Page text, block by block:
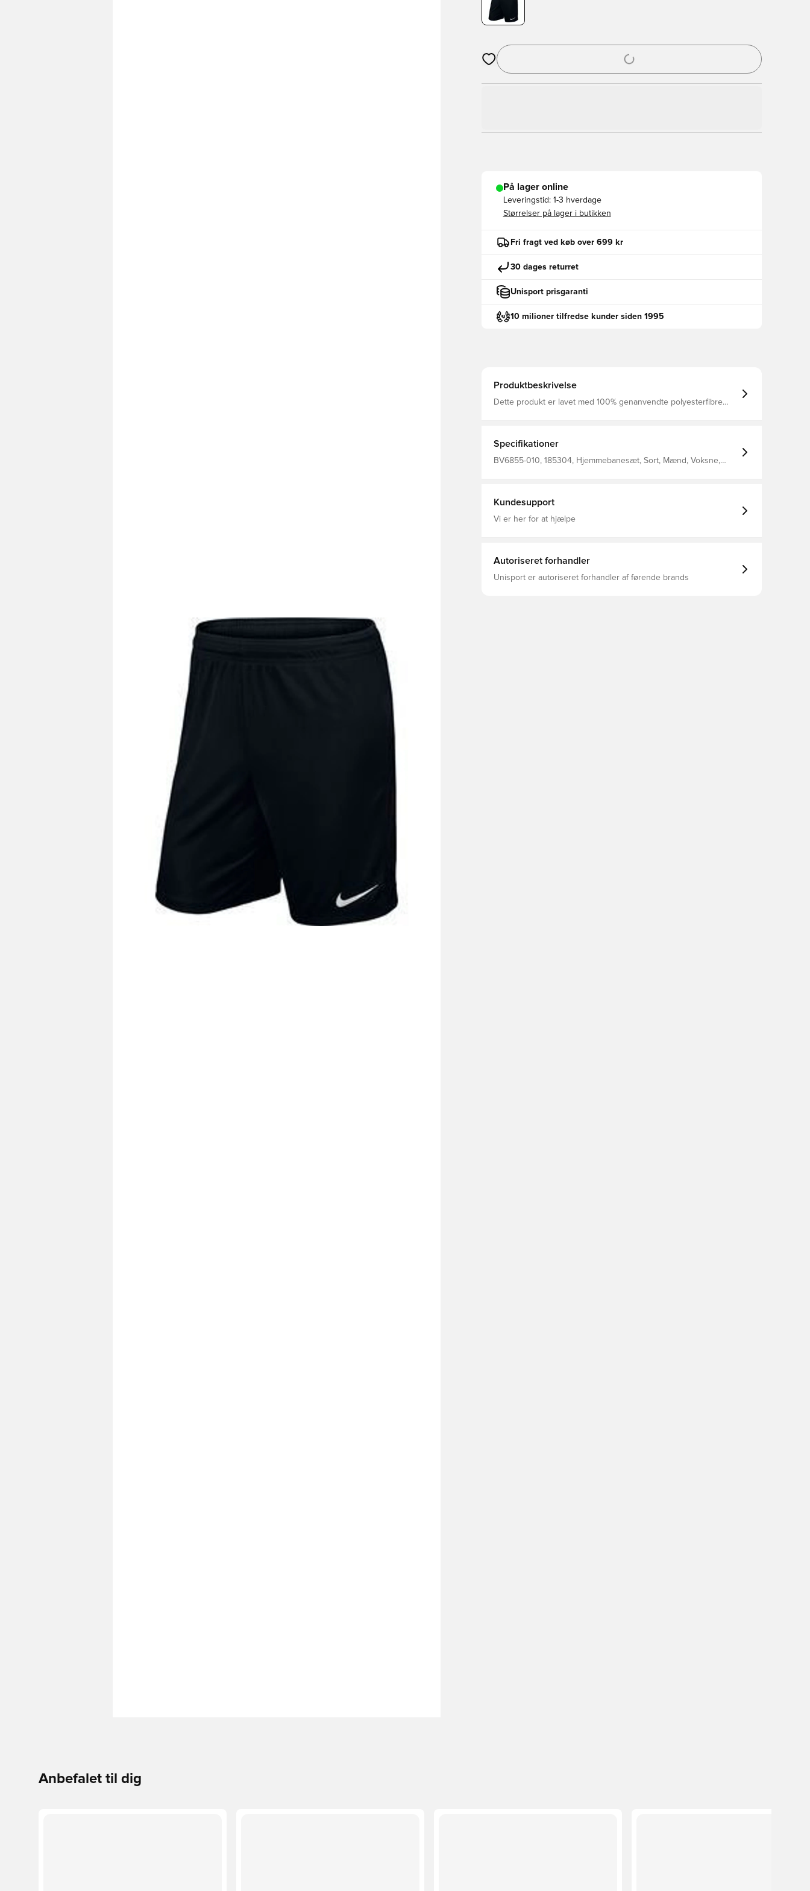
Åbner en Modal til at logge ind eller tilmelde dig som medlem
På lager online
Leveringstid: 1-3 hverdage
Størrelser på lager i butikken
Fri fragt ved køb over 699 kr
30 dages returret
Unisport prisgaranti
10 milioner tilfredse kunder siden 1995
Produktbeskrivelse
Dette produkt er lavet med 100% genanvendte polyesterfibre
Specifikationer
BV6855-010, 185304, Hjemmebanesæt, Sort, Mænd, Voksne,
Kundesupport
Vi er her for at hjælpe
Autoriseret forhandler
Unisport er autoriseret forhandler af førende brands
Anbefalet til dig